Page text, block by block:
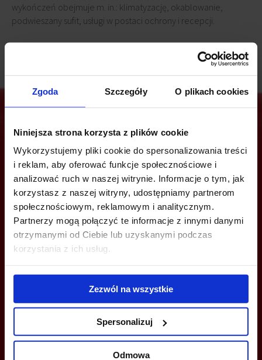
Zgoda Szczegóły O plikach cookies
Niniejsza strona korzysta z plików cookie
Wykorzystujemy pliki cookie do spersonalizowania treści
i reklam, aby oferować funkcje społecznościowe i
analizować ruch w naszej witrynie. Informacje o tym, jak
korzystasz z naszej witryny, udostępniamy partnerom
społecznościowym, reklamowym i analitycznym.
Partnerzy mogą połączyć te informacje z innymi danymi
otrzymanymi od Ciebie lub uzyskanymi podczas
korzystania z ich usług.
Zezwól na wszystkie
Spersonalizuj
Odmowa
wykończeń obejmuje m. in.: klimatyzację, okablowanie,
podwieszany sufit, usługi w postaci ochrony i recepcji.
Jesteś zainteresowany tą ofertą?
ZADZWOŃ I DOWIEDZ SIĘ WIĘCEJ
+48 660 661 183
wroclaw@bazabiur.pl
MOŻESZ TEŻ ZOSTAWIĆ SWÓJ NUMER, A MY SKONTAKTUJEMY SIĘ
Z TOBĄ